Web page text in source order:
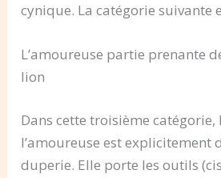
cynique. La catégorie suivante
L’amoureuse partie prenante
lion
Dans cette troisième
l’amoureuse est explicitement
duperie. Elle porte les outils